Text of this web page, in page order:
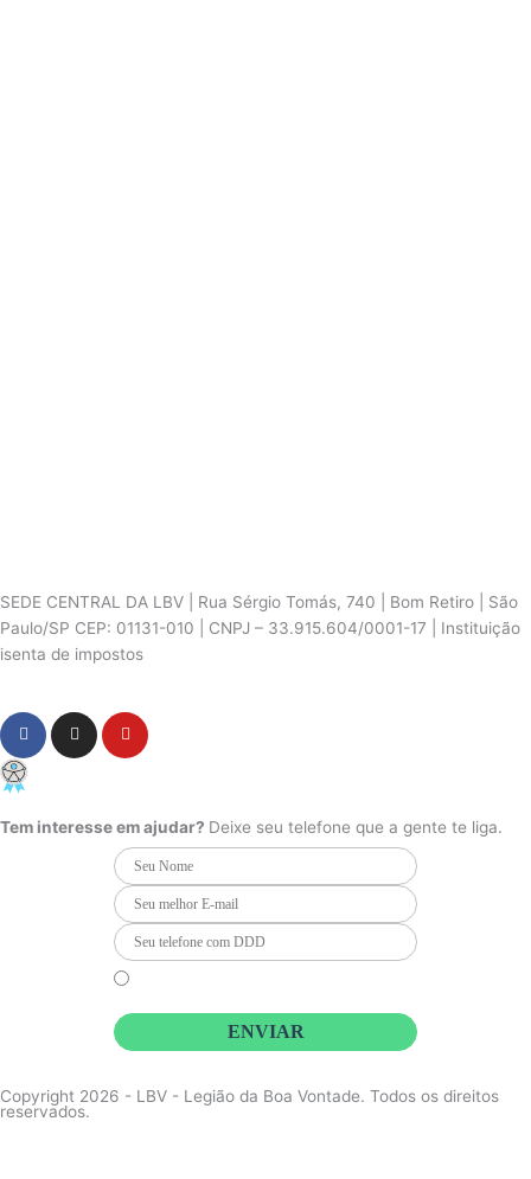
SEDE CENTRAL DA LBV | Rua Sérgio Tomás, 740 | Bom Retiro | São
Paulo/SP CEP: 01131-010 | CNPJ – 33.915.604/0001-17 | Instituição
isenta de impostos
F
a
c
e
b
o
n
s
r
Y
o
u
e
Tem interesse em ajudar? Deixe seu telefone que a gente te liga.
ENVIAR
Copyright 2026 - LBV - Legião da Boa Vontade. Todos os direitos
reservados.